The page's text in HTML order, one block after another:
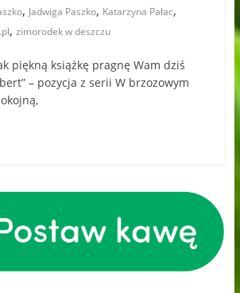
, Jadwiga Paszko, Katarzyna Pałac,
, zimorodek w deszczu
piękną książkę pragnę Wam dziś
– pozycja z serii W brzozowym